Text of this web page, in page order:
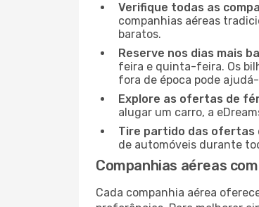
Verifique todas as
companhias aéreas
baratos.
Reserve nos dias mais
feira e quinta-feira. Os
fora de época pode
Explore as ofertas de
alugar um carro, a
Tire partido das ofertas
de automóveis durante
Companhias aéreas
Cada companhia aérea